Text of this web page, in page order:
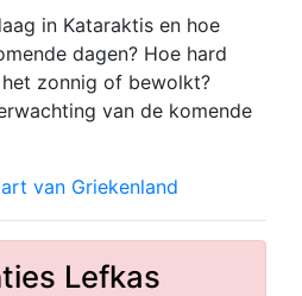
in Kataraktis en hoe
dagen? Hoe hard
zonnig of bewolkt?
van de komende
van Griekenland
Lefkas